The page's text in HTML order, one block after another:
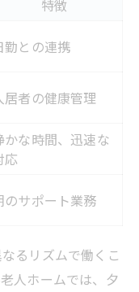
特徴
勤との連携
居者の健康管理
かな時間、迅速な
応
のサポート業務
るリズムで働くこ
人ホームでは、夕